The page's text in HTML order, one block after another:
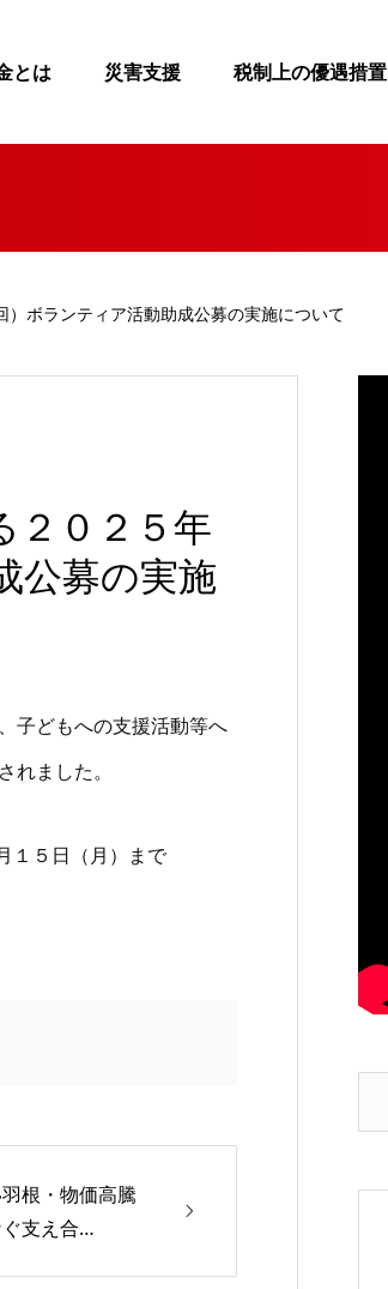
とは 災害支援 税制上の優遇措置
ボランティア活動助成公募の実施について
２０２５年
公募の実施
子どもへの支援活動等へ
ました。
１５日（月）まで
根・物価高騰
支え合…